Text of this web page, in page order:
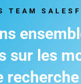
TEAM
sur les
recherche